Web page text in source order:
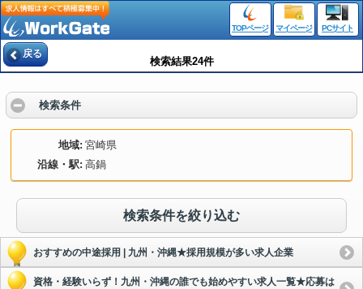
TOPページ マイページ PCサイト
戻る
検索結果24件
検索条件
地域 宮崎県
沿線・駅 高鍋
検索条件を絞り込む
おすすめの中途採用 | 九州・沖縄★採用規模が多い求人企業
資格・経験いらず！九州・沖縄の誰でも始めやすい求人一覧★応募は